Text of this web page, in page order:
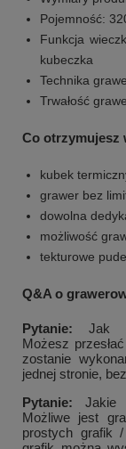
Pojemność:
Funkcja
kubeczka
Technika
Trwałość
Co otrzymujesz
kubek
grawer bez
dowolna
możliwość
tekturowe
Q&A o
Pytanie: Jak
Możesz
zostanie
jednej stronie,
Pytanie: Jakie
Możliwe jest
prostych grafik